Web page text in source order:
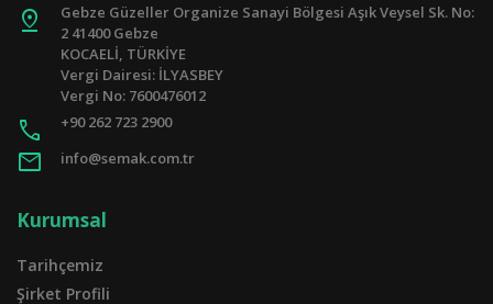
pin_drop
Gebze Güzeller Organize Sanayi Bölgesi Aşık Veysel Sk. No:
2 41400 Gebze
KOCAELİ, TÜRKİYE
Vergi Dairesi: İLYASBEY
Vergi No: 7600476012
call +90 262 723 2900
mail info@semak.com.tr
Kurumsal
Tarihçemiz
Şirket Profili